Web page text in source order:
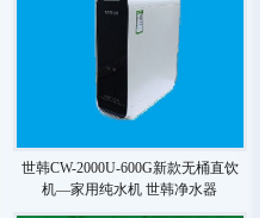
世韩CW-2000U-600G新款无桶直饮
机—家用纯水机 世韩净水器